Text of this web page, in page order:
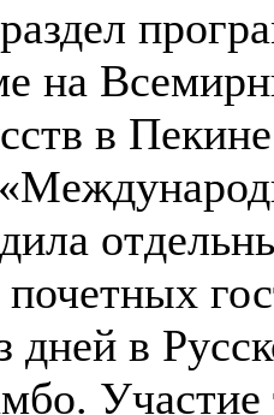
на
в
дней в
Участие